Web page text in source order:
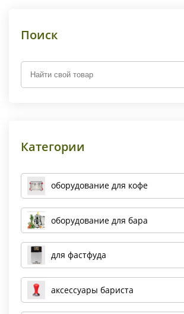
Поиск
Категории
оборудование для кофе
оборудование для бара
для фастфуда
аксессуары бариста